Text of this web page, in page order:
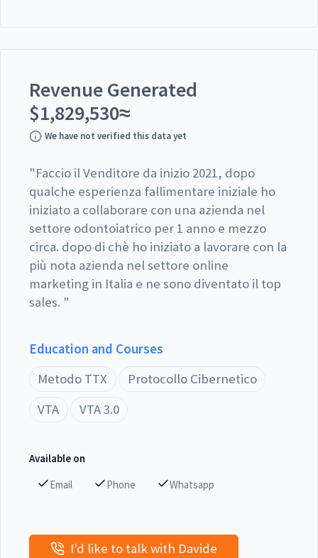
Revenue Generated
$1,829,530≈
We have not verified this data yet
"Faccio il Venditore da inizio 2021, dopo
qualche esperienza fallimentare iniziale ho
iniziato a collaborare con una azienda nel
settore odontoiatrico per 1 anno e mezzo
circa. dopo di chè ho iniziato a lavorare con la
più nota azienda nel settore online
marketing in Italia e ne sono diventato il top
sales. "
Education and Courses
Metodo TTX
Protocollo Cibernetico
VTA
VTA 3.0
Available on
Email
Phone Whatsapp
I'd like to talk with Davide